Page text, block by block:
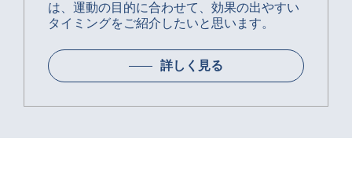
は、運動の目的に合わせて、効果の出やすい
タイミングをご紹介したいと思います。
詳しく見る